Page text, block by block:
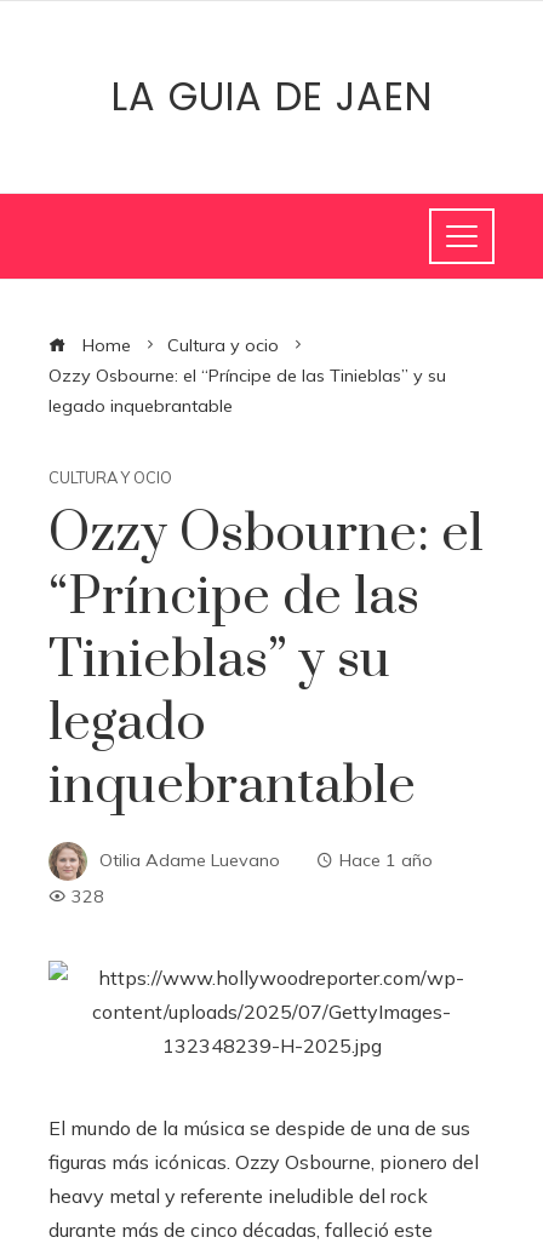
LA GUIA DE JAEN
Home
Cultura y ocio
Ozzy Osbourne: el “Príncipe de las Tinieblas” y su
legado inquebrantable
CULTURA Y OCIO
Ozzy Osbourne: el
“Príncipe de las
Tinieblas” y su
legado
inquebrantable
Otilia Adame Luevano
Hace 1 año
328
El mundo de la música se despide de una de sus
figuras más icónicas. Ozzy Osbourne, pionero del
heavy metal y referente ineludible del rock
durante más de cinco décadas, falleció este